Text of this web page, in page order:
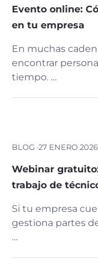
Evento online:
en tu empresa
En muchas
encontrar
tiempo. …
BLOG ·27 ENERO 2026
Webinar
trabajo de
Si tu empresa
gestiona partes
…